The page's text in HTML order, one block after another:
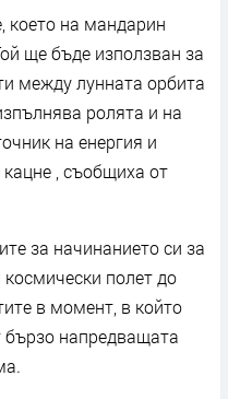
което на мандарин
ще бъде използван за
между лунната орбита
ролята и на
на енергия и
кацне , съобщиха от
за начинанието си за
полет до
в момент, в който
напредващата